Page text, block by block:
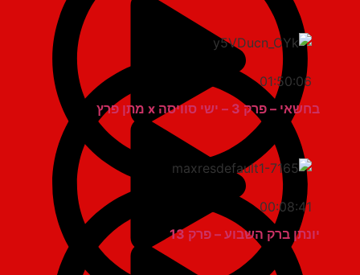
01:50:06
בחשאי – פרק 3 – ישי סוויסה x מתן פרץ
00:08:41
יונתן ברק השבוע – פרק 13